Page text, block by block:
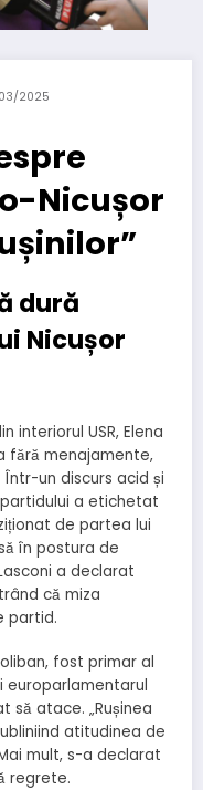
2025
Nicușor
dură
Nicușor
interiorul USR, Elena
fără menajamente,
un discurs acid și
a etichetat
de partea lui
în postura de
a declarat
că miza
partid.
fost primar al
europarlamentarul
să atace. „Rușinea
atitudinea de
mult, s-a declarat
regrete.